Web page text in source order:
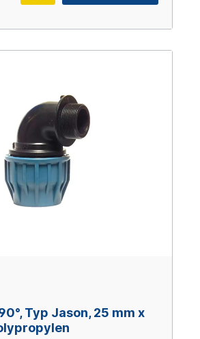
Typ Jason, 25 mm x